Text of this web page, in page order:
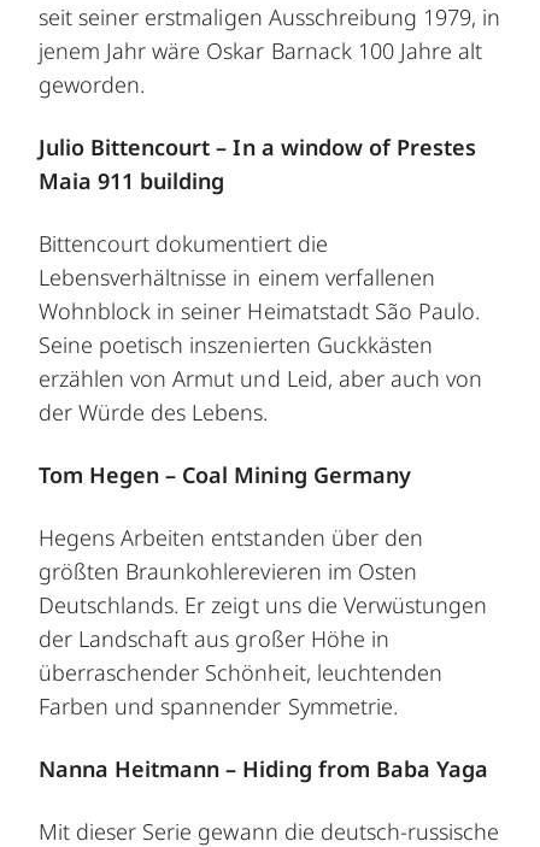
seit seiner erstmaligen Ausschreibung 1979, in
jenem Jahr wäre Oskar Barnack 100 Jahre alt
geworden.
Julio Bittencourt – In a window of Prestes
Maia 911 building
Bittencourt dokumentiert die
Lebensverhältnisse in einem verfallenen
Wohnblock in seiner Heimatstadt São Paulo.
Seine poetisch inszenierten Guckkästen
erzählen von Armut und Leid, aber auch von
der Würde des Lebens.
Tom Hegen – Coal Mining Germany
Hegens Arbeiten entstanden über den
größten Braunkohlerevieren im Osten
Deutschlands. Er zeigt uns die Verwüstungen
der Landschaft aus großer Höhe in
überraschender Schönheit, leuchtenden
Farben und spannender Symmetrie.
Nanna Heitmann – Hiding from Baba Yaga
Mit dieser Serie gewann die deutsch-russische